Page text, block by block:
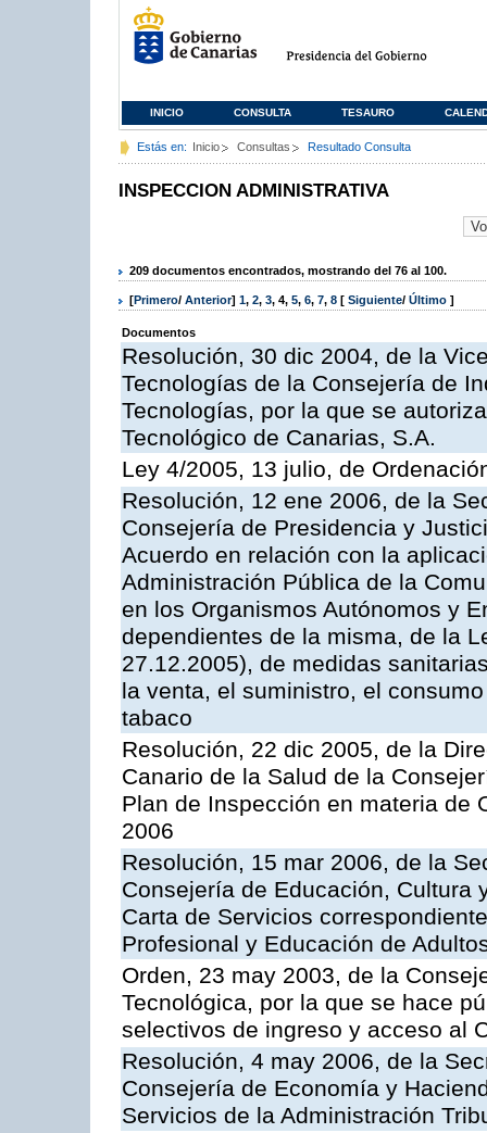
INICIO CONSULTA TESAURO
Estás en: Inicio Consultas Resultado Consulta
INSPECCION ADMINISTRATIVA
209 documentos encontrados, mostrando del 76 al 100.
[Primero/ Anterior] 1, 2, 3, 4, 5, 6, 7, 8 [ Siguiente/ Último ]
Documentos
Resolución, 30 dic 2004, de la
Tecnologías de la Consejería de
Tecnologías, por la que se
Tecnológico de Canarias, S.A.
Ley 4/2005, 13 julio, de
Resolución, 12 ene 2006, de la
Consejería de Presidencia y
Acuerdo en relación con la
Administración Pública de la
en los Organismos Autónomos y
dependientes de la misma, de la
27.12.2005), de medidas
la venta, el suministro, el
tabaco
Resolución, 22 dic 2005, de la
Canario de la Salud de la
Plan de Inspección en materia de
2006
Resolución, 15 mar 2006, de la
Consejería de Educación, Cultura
Carta de Servicios
Profesional y Educación de
Orden, 23 may 2003, de la
Tecnológica, por la que se hace
selectivos de ingreso y acceso al
Resolución, 4 may 2006, de la
Consejería de Economía y
Servicios de la Administración